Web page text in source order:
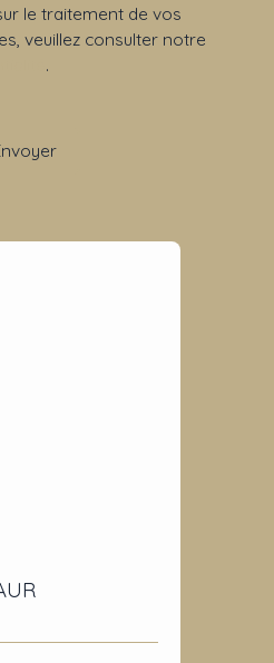
le traitement de vos
veuillez consulter notre
.